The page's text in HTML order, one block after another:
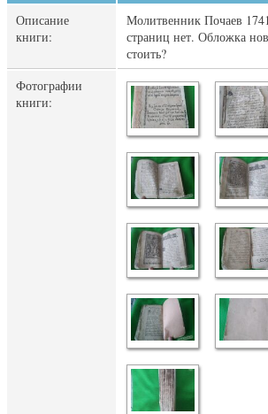
Описание
книги:
Молитвенник Почаев
страниц нет. Обложка
стоить?
Фотографии
книги: